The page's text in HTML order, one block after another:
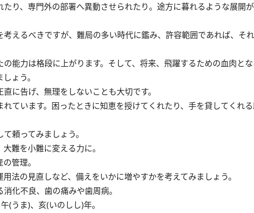
り、専門外の部署へ異動させられたり。途方に暮れるような展開
えるべきですが、難局の多い時代に鑑み、許容範囲であれば、そ
能力は格段に上がります。そして、将来、飛躍するための血肉とな
ょう。
に告げ、無理をしないことも大切です。
ています。困ったときに知恵を授けてくれたり、手を貸してくれ
頼ってみましょう。
難を小難に変える力に。
管理。
法の見直しなど、備えをいかに増やすかを考えてみましょう。
化不良、歯の痛みや歯周病。
(うま)、亥(いのしし)年。